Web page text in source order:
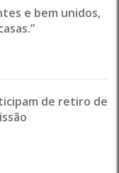
e bem unidos,
de retiro de